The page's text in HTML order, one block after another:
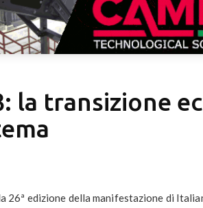
la transizione
26ª edizione della manifestazione di